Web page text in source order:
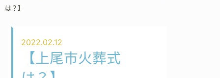
は？】
2022.02.12
【上尾市火葬式